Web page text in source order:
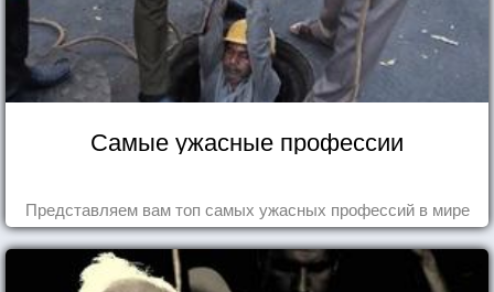
Самые ужасные профессии
Представляем вам топ самых ужасных профессий в мире